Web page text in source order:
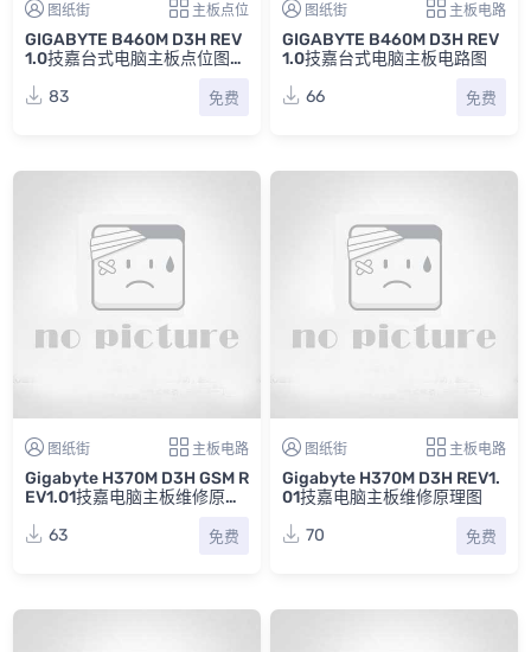
图纸街 主板点位
GIGABYTE B460M D3H REV
1.0技嘉台式电脑主板点位图T
83
免费
图纸街 主板电路
GIGABYTE B460M D3H REV
1.0技嘉台式电脑主板电路图
66
免费
图纸街 主板电路
Gigabyte H370M D3H GSM R
EV1.01技嘉电脑主板维修原理
63
免费
图纸街 主板电路
Gigabyte H370M D3H REV1.
01技嘉电脑主板维修原理图
70
免费